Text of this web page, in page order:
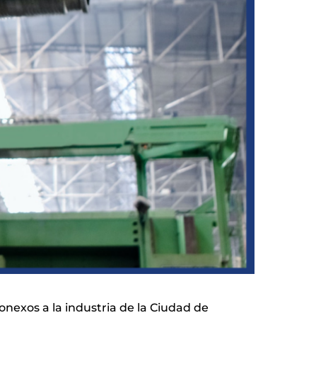
a la industria de la Ciudad de